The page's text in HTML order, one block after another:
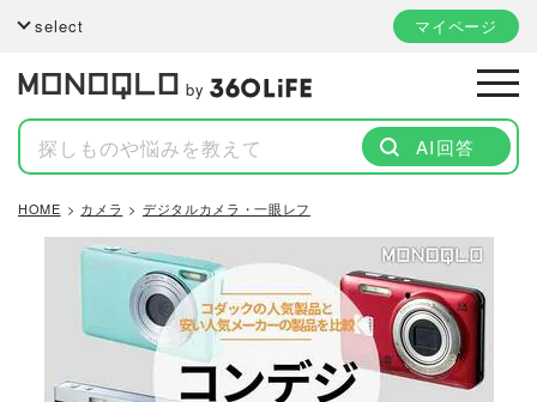
select マイページ
by
AI回答
HOME カメラ デジタルカメラ・一眼レフ